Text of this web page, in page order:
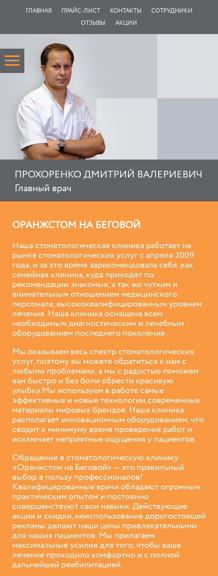
ГЛАВНАЯ ПРАЙС-ЛИСТ КОНТАКТЫ
СОТРУДНИКИ
ОТЗЫВЫ
АКЦИИ
ПРОХОРЕНКО ДМИТРИЙ ВАЛЕРИЕВИЧ
Главный врач
ОРАНЖСТОМ НА БЕГОВОЙ
Наша стоматологическая клиника работает на
рынке стоматологических услуг с апреля 2009
года, и за это время зарекомендовала себя ,как
семейная клиника, куда приходят по
рекомендации знакомых, а так же чутким и
внимательным отношением медицинского
персонала, высококвалифицированным уровнем
лечения. Наша клиника оснащена всем
необходимым диагностическим и лечебным
оборудованием последнего поколения .
Мы оказываем весь спектр стоматологических
услуг, поэтому вы можете обратиться к нам с
любыми проблемами, а мы с радостью поможем
вам быстро и без боли обрести красивую
улыбку.Мы используем в работе самые
эффективные и новые технологии,современные
материалы мировых брендов. Наша клиника
располагает инновационным оборудованием, что
сводит к минимуму время проведения работ и
исключает неприятные ощущения у пациентов.
Обращение в стоматологическую клинику
«Оранжстом на Беговой» — это правильный
выбор в пользу профессионалов!
Квалифицированные врачи обладают огромным
практическим опытом и постоянно
совершенствуют свои навыки. Действующие
акции и скидки, неиспользование дорогостоящей
рекламы делают наши цены привлекательными
для наших пациентов. Мы прилагаем
максимальные усилия для того, чтобы ваше
лечение проходило комфортно и с полной
дальнейшей реабилитацией.